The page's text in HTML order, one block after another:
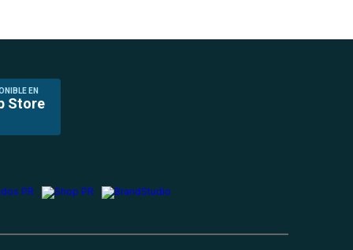
EN
Store